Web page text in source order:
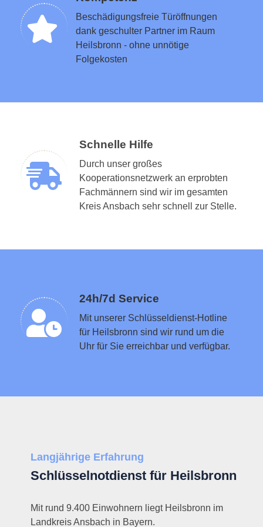
Beschädigungsfreie Türöffnungen
dank geschulter Partner im Raum
Heilsbronn - ohne unnötige
Folgekosten
Schnelle Hilfe
Durch unser großes
Kooperationsnetzwerk an erprobten
Fachmännern sind wir im gesamten
Kreis Ansbach sehr schnell zur Stelle.
24h/7d Service
Mit unserer Schlüsseldienst-Hotline
für Heilsbronn sind wir rund um die
Uhr für Sie erreichbar und verfügbar.
Schlüsseldienst in der Nähe vermitteln
Langjährige Erfahrung
Schlüsselnotdienst für Heilsbronn
Mit rund 9.400 Einwohnern liegt Heilsbronn im
Landkreis Ansbach in Bayern.